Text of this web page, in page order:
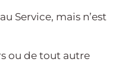
Service, mais n’est
ou de tout autre